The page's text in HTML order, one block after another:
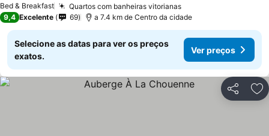
Bed & Breakfast Quartos com banheiras vitorianasVer preços
9,4 Excelente 69 a 7.4 km de Centro da cidade
Selecione as datas para ver os preços
exatos.
Ver preços
Partilhar